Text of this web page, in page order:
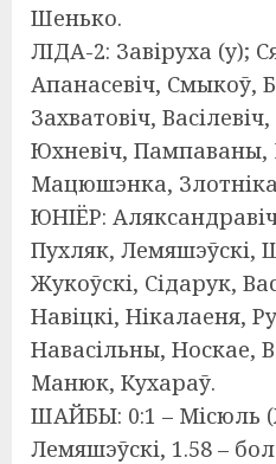
Шенько.
ЛІДА-2: Завіруха (у);
Апанасевіч, Смыкоў,
Захватовіч,
Юхневіч, Пампаваны,
Мацюшэнка,
ЮНІЁР:
Пухляк, Лемяшэўскі,
Жукоўскі, Сідарук,
Навіцкі, Нікалаеня,
Навасільны, Носкае,
Манюк, Кухараў.
ШАЙБЫ: 0:1 – Місюль
Лемяшэўскі, 1.58 –